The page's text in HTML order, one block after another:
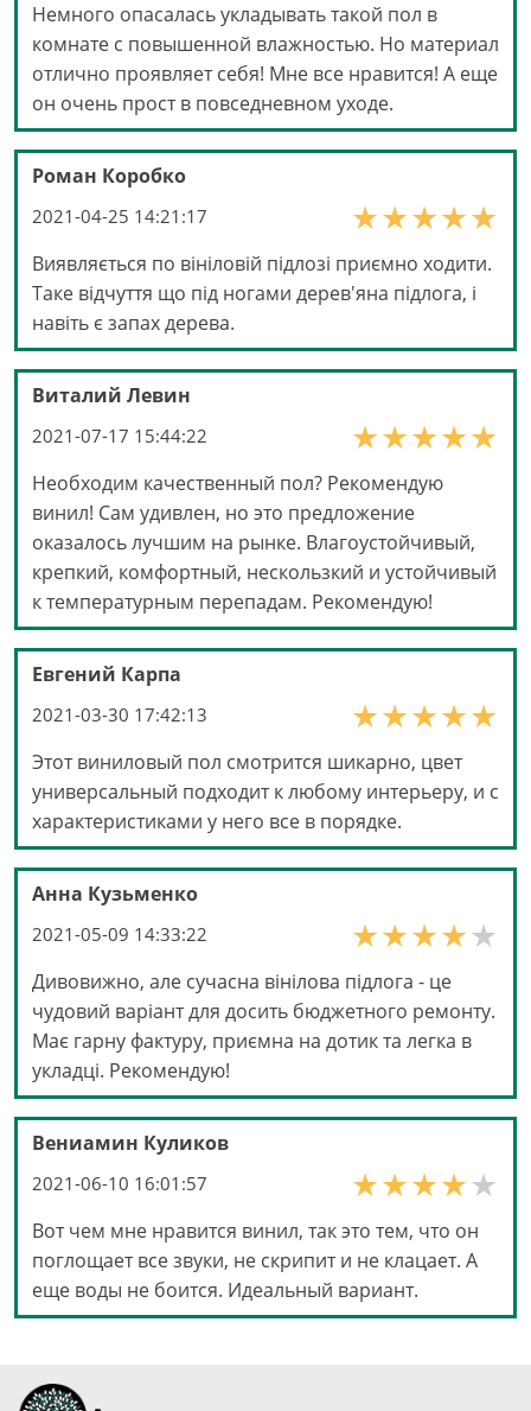
Немного опасалась укладывать такой пол в
комнате с повышенной влажностью. Но материал
отлично проявляет себя! Мне все нравится! А еще
он очень прост в повседневном уходе.
Роман Коробко
2021-04-25 14:21:17
Виявляється по вініловій підлозі приємно ходити.
Таке відчуття що під ногами дерев'яна підлога, і
навіть є запах дерева.
Виталий Левин
2021-07-17 15:44:22
Необходим качественный пол? Рекомендую
винил! Сам удивлен, но это предложение
оказалось лучшим на рынке. Влагоустойчивый,
крепкий, комфортный, нескользкий и устойчивый
к температурным перепадам. Рекомендую!
Евгений Карпа
2021-03-30 17:42:13
Этот виниловый пол смотрится шикарно, цвет
универсальный подходит к любому интерьеру, и с
характеристиками у него все в порядке.
Анна Кузьменко
2021-05-09 14:33:22
Дивовижно, але сучасна вінілова підлога - це
чудовий варіант для досить бюджетного ремонту.
Має гарну фактуру, приємна на дотик та легка в
укладці. Рекомендую!
Вениамин Куликов
2021-06-10 16:01:57
Вот чем мне нравится винил, так это тем, что он
поглощает все звуки, не скрипит и не клацает. А
еще воды не боится. Идеальный вариант.